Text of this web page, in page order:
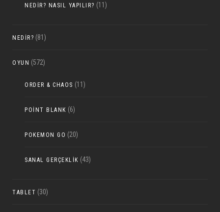
NEDIR? NASIL YAPILIR? (11)
NEDIR? (81)
OYUN (572)
ORDER & CHAOS (11)
POINT BLANK (6)
POKEMON GO (20)
SANAL GERÇEKLIK (43)
TABLET (30)